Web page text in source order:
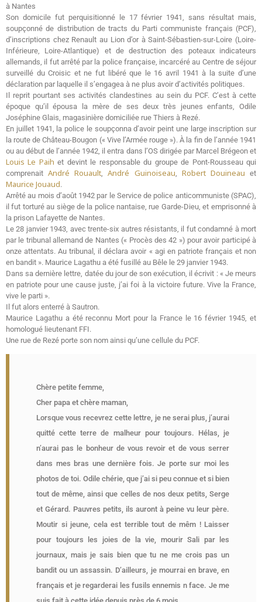
à Nantes
Son domicile fut perquisitionné le 17 février 1941, sans résultat mais,
soupçonné de distribution de tracts du Parti communiste français (PCF),
d’inscriptions chez Renault au Lion d’or à Saint-Sébastien-sur-Loire (Loire-
Inférieure, Loire-Atlantique) et de destruction des poteaux indicateurs
allemands, il fut arrêté par la police française, incarcéré au Centre de séjour
surveillé du Croisic et ne fut libéré que le 16 avril 1941 à la suite d’une
déclaration par laquelle il s’engagea à ne plus avoir d’activités politiques.
Il reprit pourtant ses activités clandestines au sein du PCF. C’est à cette
époque qu’il épousa la mère de ses deux très jeunes enfants, Odile
Joséphine Glais, magasinière domiciliée rue Thiers à Rezé.
En juillet 1941, la police le soupçonna d’avoir peint une large inscription sur
la route de Château-Bougon (« Vive l’Armée rouge »). À la fin de l’année 1941
ou au début de l’année 1942, il entra dans l’OS dirigée par Marcel Brégeon et
Louis Le Paih et devint le responsable du groupe de Pont-Rousseau qui
comprenaitAndré Rouault ,André Guinoiseau Robert Douineau et
Maurice Jouaud.
Arrêté au mois d’août 1942 par le Service de police anticommuniste (SPAC),
il fut torturé au siège de la police nantaise, rue Garde-Dieu, et emprisonné à
la prison Lafayette de Nantes.
Le 28 janvier 1943, avec trente-six autres résistants, il fut condamné à mort
par le tribunal allemand de Nantes (« Procès des 42 ») pour avoir participé à
onze attentats. Au tribunal, il déclara avoir « agi en patriote français et non
en bandit ». Maurice Lagathu a été fusillé au Bêle le 29 janvier 1943.
Dans sa dernière lettre, datée du jour de son exécution, il écrivit : « Je meurs
en patriote pour une cause juste, j’ai foi à la victoire future. Vive la France,
vive le parti ».
Il fut alors enterré à Sautron.
Maurice Lagathu a été reconnu Mort pour la France le 16 février 1945, et
homologué lieutenant FFI.
Une rue de Rezé porte son nom ainsi qu’une cellule du PCF.
Chère petite femme,
Cher papa et chère maman,
Lorsque vous recevrez cette lettre, je ne serai plus, j’aurai
quitté cette terre de malheur pour toujours. Hélas, je
n’aurai pas le bonheur de vous revoir et de vous serrer
dans mes bras une dernière fois. Je porte sur moi les
photos de toi. Odile chérie, que j’ai si peu connue et si bien
tout de même, ainsi que celles de nos deux petits, Serge
et Gérard. Pauvres petits, ils auront à peine vu leur père.
Moutir si jeune, cela est terrible tout de mêm ! Laisser
pour toujours les joies de la vie, mourir Sali par les
journaux, mais je sais bien que tu ne me crois pas un
bandit ou un assassin. D’ailleurs, je mourrai en brave, en
français et je regarderai les fusils ennemis n face. Je me